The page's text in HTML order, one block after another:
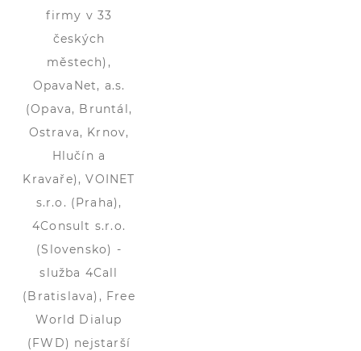
firmy v 33
českých
městech),
OpavaNet, a.s.
(Opava, Bruntál,
Ostrava, Krnov,
Hlučín a
Kravaře), VOINET
s.r.o. (Praha),
4Consult s.r.o.
(Slovensko) -
služba 4Call
(Bratislava), Free
World Dialup
(FWD) nejstarší